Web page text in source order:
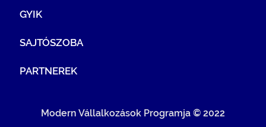
GYIK
SAJTÓSZOBA
PARTNEREK
Modern Vállalkozások Programja © 2022